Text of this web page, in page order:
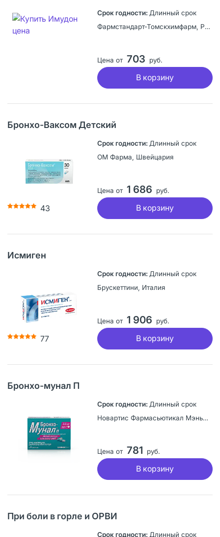
Длинный срок
Фармстандарт-Томскхимфарм, Россия
Цена от 703 руб.
В корзину
Бронхо-Ваксом Детский
43
Длинный срок
ОМ Фарма, Швейцария
Цена от 1 686 руб.
В корзину
Исмиген
77
Длинный срок
Брускеттини, Италия
Цена от 1 906 руб.
В корзину
Бронхо-мунал П
Длинный срок
Новартис Фармасьютикал Мэньюфекчуринг, Словения
Цена от 781 руб.
В корзину
При боли в горле и ОРВИ
Длинный срок